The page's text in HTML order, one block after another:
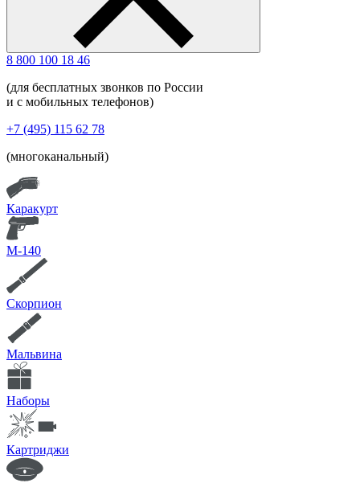
8 800 100 18 46
(для бесплатных звонков по России
и с мобильных телефонов)
+7 (495) 115 62 78
(многоканальный)
Каракурт
М-140
Скорпион
Мальвина
Наборы
Картриджи